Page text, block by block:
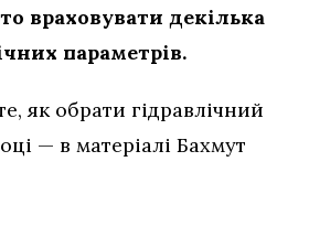
враховувати декілька
параметрів.
як обрати гідравлічний
— в матеріалі Бахмут